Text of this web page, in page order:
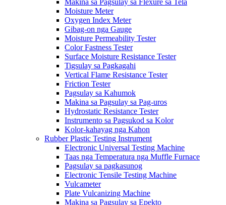
Makina sa Pagsulay sa Flexure sa Tela
Moisture Meter
Oxygen Index Meter
Gibag-on nga Gauge
Moisture Permeability Tester
Color Fastness Tester
Surface Moisture Resistance Tester
Tigsulay sa Pagkagahi
Vertical Flame Resistance Tester
Friction Tester
Pagsulay sa Kahumok
Makina sa Pagsulay sa Pag-uros
Hydrostatic Resistance Tester
Instrumento sa Pagsukod sa Kolor
Kolor-kahayag nga Kahon
Rubber Plastic Testing Instrument
Electronic Universal Testing Machine
Taas nga Temperatura nga Muffle Furnace
Pagsulay sa pagkasunog
Electronic Tensile Testing Machine
Vulcameter
Plate Vulcanizing Machine
Makina sa Pagsulay sa Epekto